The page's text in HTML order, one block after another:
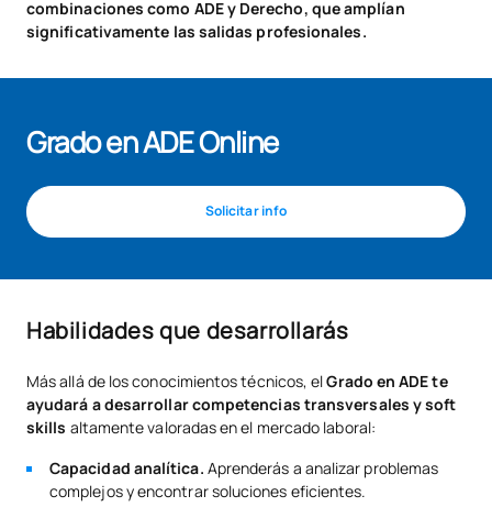
combinaciones como ADE y Derecho, que amplían
significativamente las salidas profesionales.
Grado en ADE Online
Solicitar info
Habilidades que desarrollarás
Más allá de los conocimientos técnicos, elGrado en ADE te
ayudará a desarrollar competencias transversales y soft
skills altamente valoradas en el mercado laboral:
Capacidad analítica. Aprenderás a analizar problemas
complejos y encontrar soluciones eficientes.